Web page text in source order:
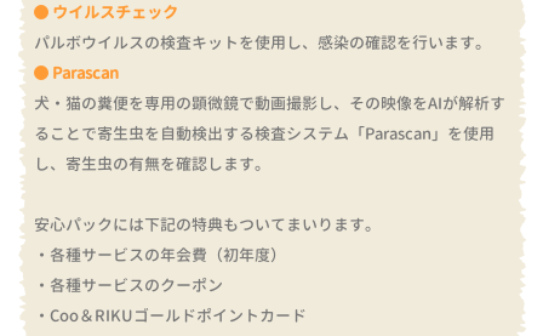
ウイルスチェック
パルボウイルスの検査キットを使用し、感染の確認を行います。
Parascan
犬・猫の糞便を専用の顕微鏡で動画撮影し、その映像をAIが解析す
ることで寄生虫を自動検出する検査システム「Parascan」を使用
し、寄生虫の有無を確認します。
安心パックには下記の特典もついてまいります。
・各種サービスの年会費（初年度）
・各種サービスのクーポン
・Coo＆RIKUゴールドポイントカード